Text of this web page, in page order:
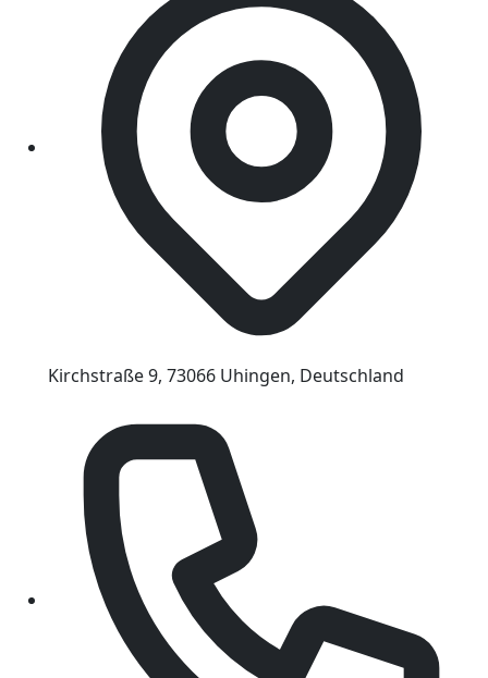
Kirchstraße 9, 73066 Uhingen, Deutschland